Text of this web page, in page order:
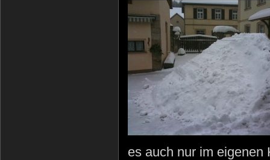
es auch nur im eigenen